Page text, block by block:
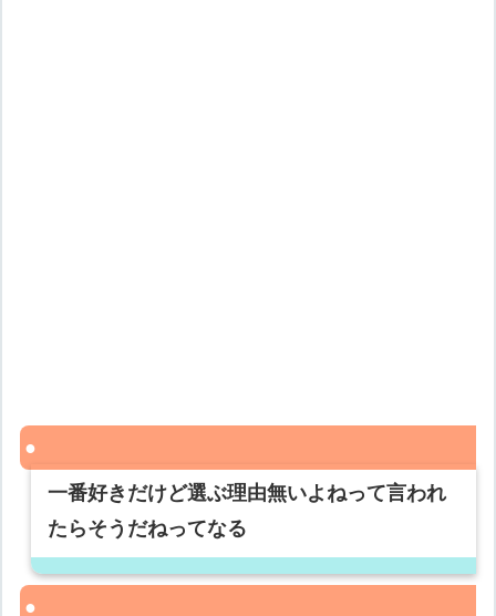
一番好きだけど選ぶ理由無いよねって言われ
たらそうだねってなる